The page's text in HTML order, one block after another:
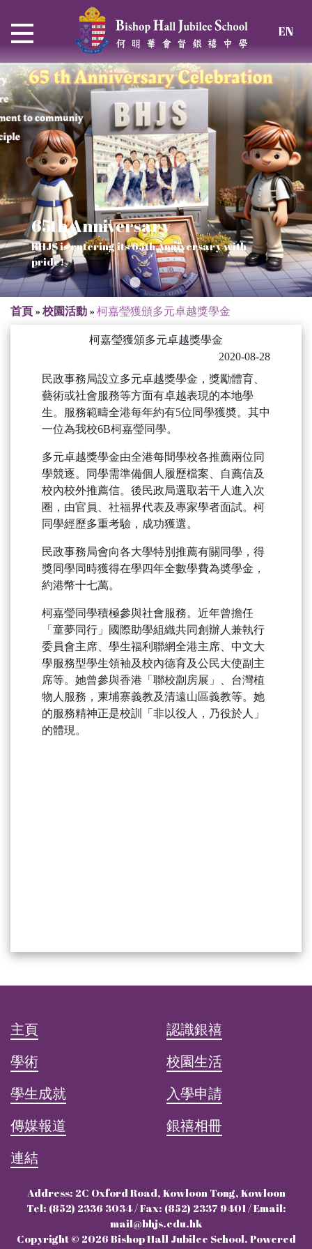
EN
Thrive and Shine in HKDSE
2026
65th Anniversary
BHJS is entering its 65th Anniversary with
pride!
Verse of July
SOLAR POWER PROJECT
Our Mission to a sustainable future
CHRISTIAN EDUCATION
We rejoice in the knowledge of God's truth
首頁»校園活動»柯嘉瑩獲頒多元卓越獎學金
柯嘉瑩獲頒多元卓越獎學金
2020-08-28
民政事務局設立多元卓越獎學金，獎勵體育、
藝術或社會服務等方面有卓越表現的本地學
生。服務範疇全港每年約有5位同學獲奬。其中
一位為我校6B柯嘉瑩同學。
多元卓越獎學金由全港每間學校各推薦兩位同
學競逐。同學需準備個人履歷檔案、自薦信及
校內校外推薦信。後民政局選取若干人進入次
圈，由官員、社福界代表及專家學者面試。柯
同學經歷多重考驗，成功獲選。
民政事務局會向各大學特別推薦有關同學，得
獎同學同時獲得在學四年全數學費為奬學金，
約港幣十七萬。
柯嘉瑩同學積極參與社會服務。近年曾擔任
「童夢同行」國際助學組織共同創辦人兼執行
委員會主席、學生福利聯網全港主席、中文大
學服務型學生領袖及校內德育及公民大使副主
席等。她曾參與香港「聯校劏房展」、台灣植
物人服務，柬埔寨義教及清遠山區義教等。她
的服務精神正是校訓「非以役人，乃役於人」
的體現。
主頁
認識銀禧
學術
校園生活
學生成就
入學申請
傳媒報道
銀禧相冊
連結
Address: 2C Oxford Road, Kowloon Tong, Kowloon
Tel: (852) 2336 3034 / Fax: (852) 2337 9401 / Email:
mail@bhjs.edu.hk
Copyright © 2026 Bishop Hall Jubilee School. Powered